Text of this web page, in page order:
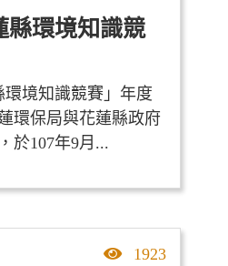
縣環境知識競
環境知識競賽」年度
環保局與花蓮縣政府
於107年9月...
點擊率
1923